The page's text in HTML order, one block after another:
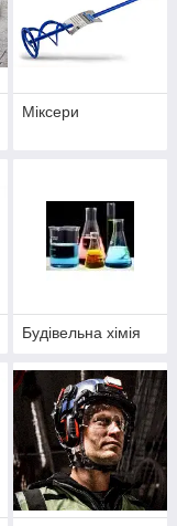
Міксери
Будівельна хімія